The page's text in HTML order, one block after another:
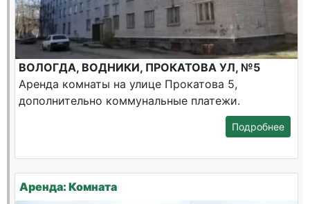
ВОЛОГДА, ВОДНИКИ, ПРОКАТОВА УЛ, №5
Аренда комнаты на улице Прокатова 5,
дополнительно коммунальные платежи.
Подробнее
Аренда: Комната